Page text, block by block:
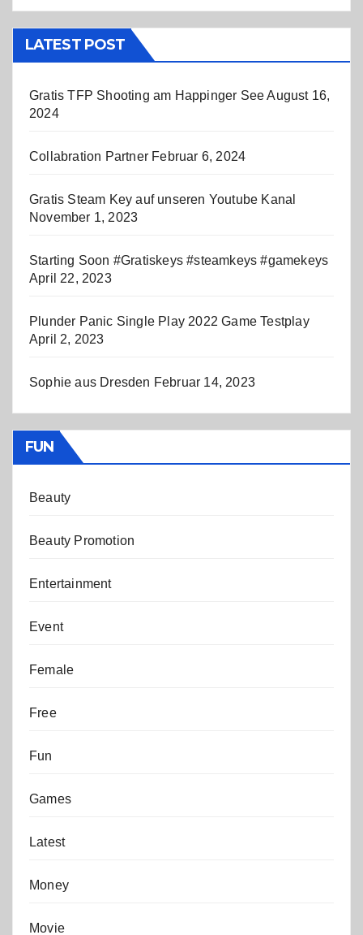
LATEST POST
Gratis TFP Shooting am Happinger See August 16,
2024
Collabration Partner Februar 6, 2024
Gratis Steam Key auf unseren Youtube Kanal
November 1, 2023
Starting Soon #Gratiskeys #steamkeys #gamekeys
April 22, 2023
Plunder Panic Single Play 2022 Game Testplay
April 2, 2023
Sophie aus Dresden Februar 14, 2023
FUN
Beauty
Beauty Promotion
Entertainment
Event
Female
Free
Fun
Games
Latest
Money
Movie